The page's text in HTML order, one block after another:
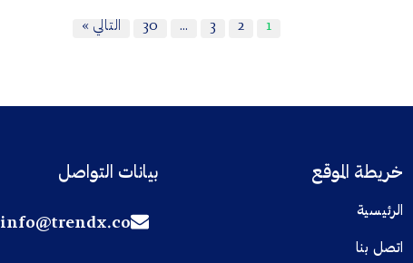
1
2
3
…
30 التالي »
خريطة الموقع
الرئيسية
اتصل بنا
بيانات التواصل
info@trendx.co